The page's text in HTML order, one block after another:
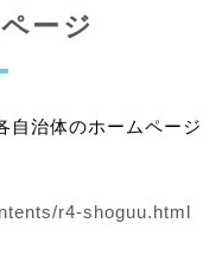
ージ
自治体のホームページ
r4-shoguu.html